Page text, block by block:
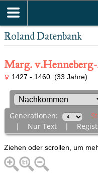
Roland Datenbank
Marg.
1427 - 1460 (33 Jahre)
Generationen:
| Nur Text|
Ziehen oder scrollen, um